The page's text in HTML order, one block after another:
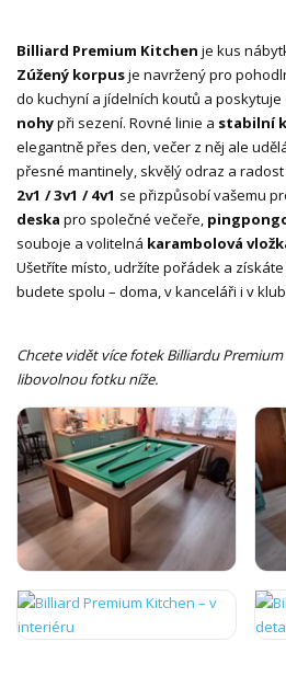
Billiard Premium Kitchen je kus
Zúžený korpusje navržený pro
do kuchyní a jídelních koutů a poskytuje
nohypři sezení. Rovné linie a stabilní
elegantně přes den, večer z něj ale
přesné mantinely, skvělý odraz a
2v1 / 3v1 / 4v1 se přizpůsobí vašemu
deska pro společné večeře,
souboje a volitelná karambolová
Ušetříte místo, udržíte pořádek a
budete spolu – doma, v kanceláři i v
Chcete vidět více fotek Billiardu
libovolnou fotku níže.